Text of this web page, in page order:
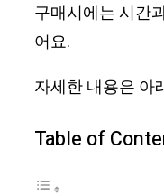
구매시에는 시간
어요.
자세한 내용은 아
Table of